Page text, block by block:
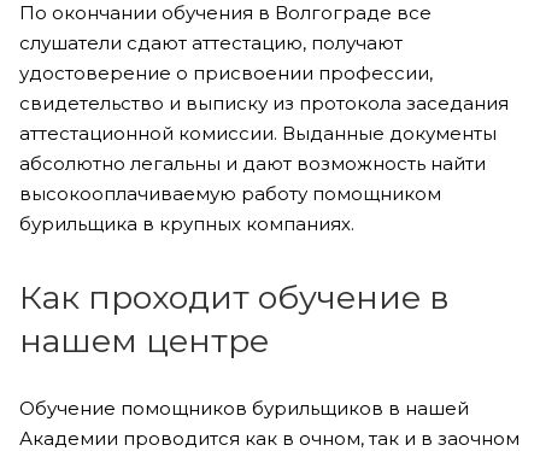
По окончании обучения в Волгограде все
слушатели сдают аттестацию, получают
удостоверение о присвоении профессии,
свидетельство и выписку из протокола заседания
аттестационной комиссии. Выданные документы
абсолютно легальны и дают возможность найти
высокооплачиваемую работу помощником
бурильщика в крупных компаниях.
Как проходит обучение в
нашем центре
Обучение помощников бурильщиков в нашей
Академии проводится как в очном, так и в заочном